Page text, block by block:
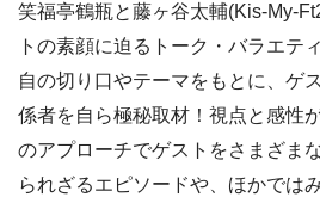
笑福亭鶴瓶と藤ヶ谷太輔(Kis-My-
トの素顔に迫るトーク・バラエテ
自の切り口やテーマをもとに、ゲ
係者を自ら極秘取材！視点と感性
のアプローチでゲストをさまざま
られざるエピソードや、ほかでは